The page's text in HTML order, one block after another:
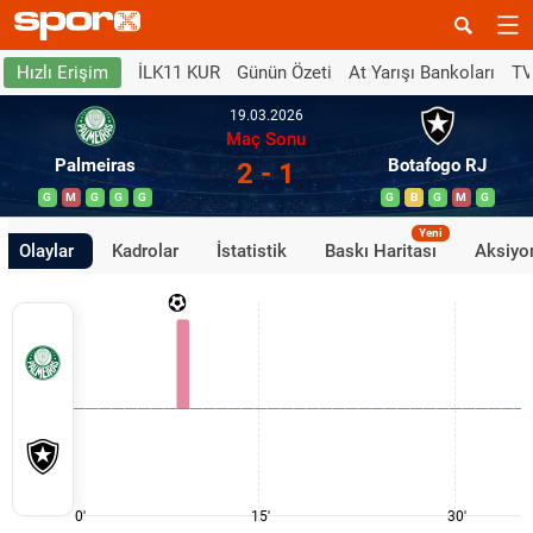
Hızlı Erişim İLK11 KUR Günün Özeti At Yarışı Bankoları
Palmeiras
G M G G G
19.03.2026
Maç Sonu
2 - 1 Botafogo RJ
G B G M G
Olaylar Kadrolar İstatistik Baskı Haritası
Yeni
0' 15' 30'